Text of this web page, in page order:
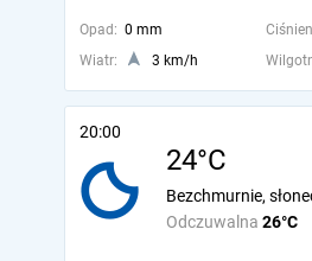
Opad: 0 mm
Wiatr:
3 km/h
20:00
24°C
Odczuwalna 26°C
Bezchmurnie,